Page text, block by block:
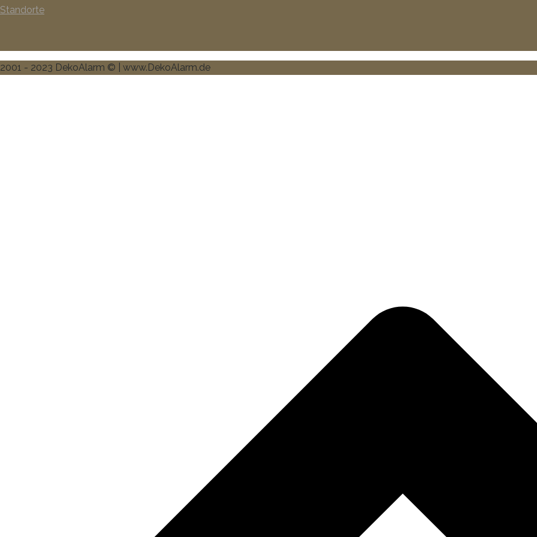
Standorte
2001 - 2023 DekoAlarm © | www.DekoAlarm.de